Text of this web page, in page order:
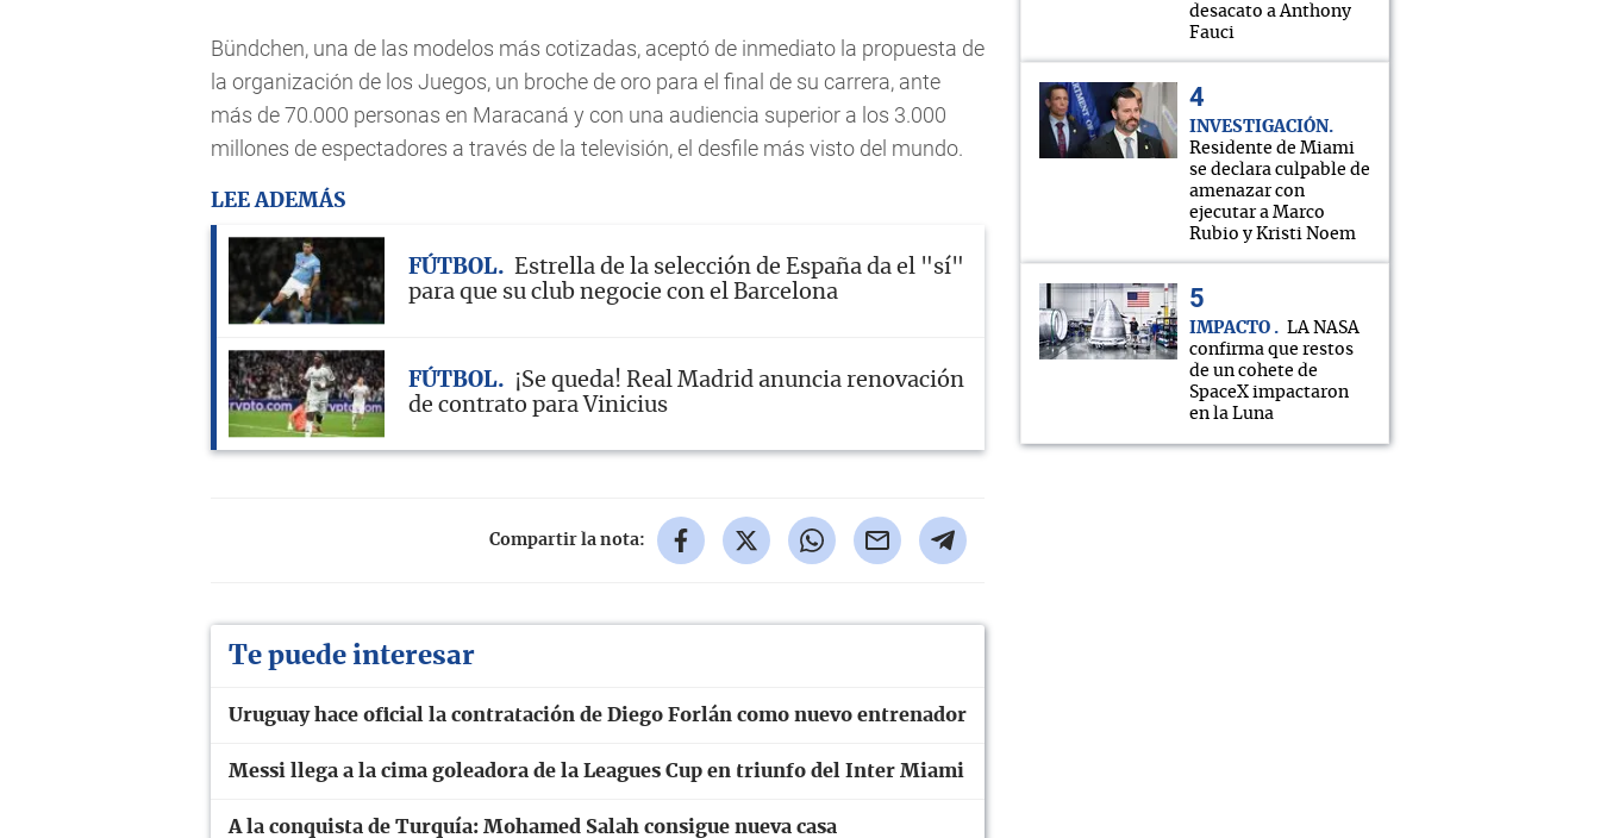
Bündchen, una de las modelos más cotizadas, aceptó de inmediato la propuesta de
la organización de los Juegos, un broche de oro para el final de su carrera, ante
más de 70.000 personas en Maracaná y con una audiencia superior a los 3.000
millones de espectadores a través de la televisión, el desfile más visto del mundo.
LEE ADEMÁS
FÚTBOL
Estrella de la selección de España da el "sí"
para que su club negocie con el Barcelona
FÚTBOL
¡Se queda! Real Madrid anuncia renovación
de contrato para Vinicius
Compartir la nota:
Te puede interesar
Uruguay hace oficial la contratación de Diego Forlán como nuevo entrenador
Messi llega a la cima goleadora de la Leagues Cup en triunfo del Inter Miami
A la conquista de Turquía: Mohamed Salah consigue nueva casa
desacato a Anthony
Fauci
INVESTIGACIÓN
Residente de Miami
se declara culpable de
amenazar con
ejecutar a Marco
Rubio y Kristi Noem
IMPACTO
LA NASA
confirma que restos
de un cohete de
SpaceX impactaron
en la Luna